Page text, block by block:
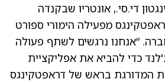
די.סי., אונטריו שבקנדה
מפעילה הימורי ספורט
“אנחנו נרגשים לשתף פעולה
כדי להביא את אפליקציית
המדורגת בראש של דראפטקינגס